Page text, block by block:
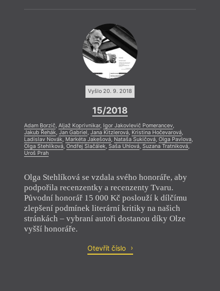
Vyšlo 20. 9. 2018
15/2018
Adam Borzič, Aljaž Koprivnikar, Igor Jakovlevič Pomerancev,
Jakub Řehák, Jan Gabriel, Jana Kitzlerová, Kristina Hočevarová,
Ladislav Novák, Markéta Jakešová, Nataša Sukičová, Olga Pavlova,
Olga Stehlíková, Ondřej Slačálek, Saša Uhlová, Suzana Tratniková,
Uroš Prah
Olga Stehlíková se vzdala svého honoráře, aby
podpořila recenzentky a recenzenty Tvaru.
Původní honorář 15 000 Kč poslouží k dílčímu
zlepšení podmínek literární kritiky na našich
stránkách – vybraní autoři dostanou díky Olze
vyšší honoráře.
Otevřít číslo